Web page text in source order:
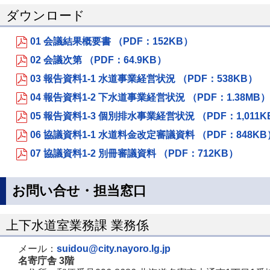
ダウンロード
01 会議結果概要書 （PDF：152KB）
02 会議次第 （PDF：64.9KB）
03 報告資料1-1 水道事業経営状況 （PDF：538KB）
04 報告資料1-2 下水道事業経営状況 （PDF：1.38MB）
05 報告資料1-3 個別排水事業経営状況 （PDF：
06 協議資料1-1 水道料金改定審議資料 （PDF：848KB
07 協議資料1-2 別冊審議資料 （PDF：712KB）
お問い合せ・担当窓口
上下水道室業務課 業務係
メール： suidou@city.nayoro.lg.jp
名寄庁舎 3階